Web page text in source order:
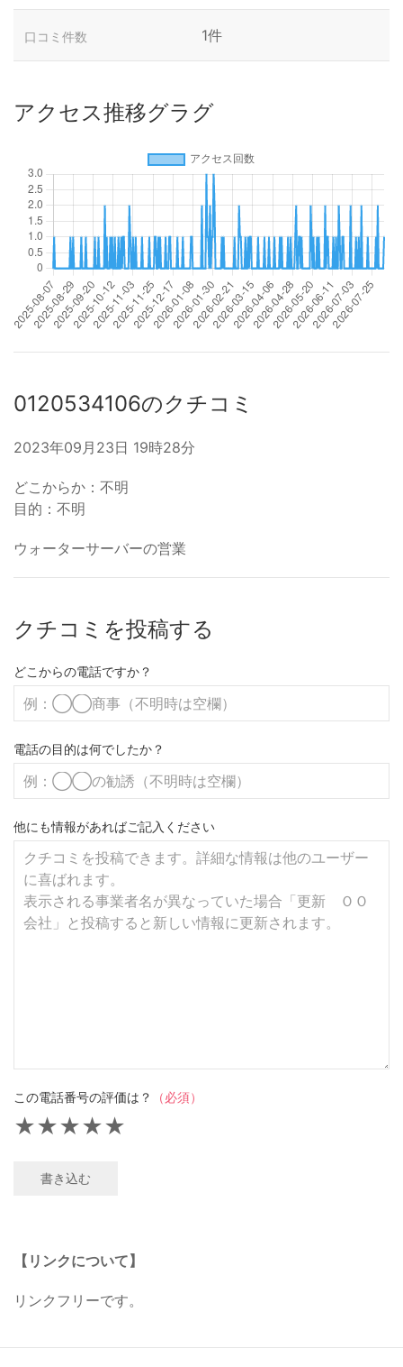
口コミ件数 1件
アクセス推移グラグ
0120534106のクチコミ
2023年09月23日 19時28分
どこからか：不明
目的：不明
ウォーターサーバーの営業
クチコミを投稿する
どこからの電話ですか？
電話の目的は何でしたか？
他にも情報があればご記入ください
この電話番号の評価は？ （必須）
★
★
★
★
★
書き込む
【リンクについて】
リンクフリーです。